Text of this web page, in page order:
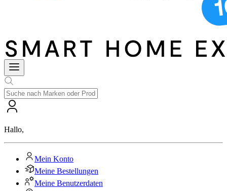
Hallo,
Mein Konto
Meine Bestellungen
Meine Benutzerdaten